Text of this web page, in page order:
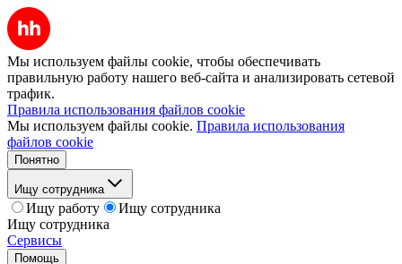
Мы используем файлы cookie, чтобы обеспечивать
правильную работу нашего веб-сайта и анализировать сетевой
трафик.
Правила использования файлов cookie
Мы используем файлы cookie. Правила использования
файлов cookie
Понятно
Ищу сотрудника
Ищу работу
Ищу сотрудника
Ищу сотрудника
Сервисы
Помощь